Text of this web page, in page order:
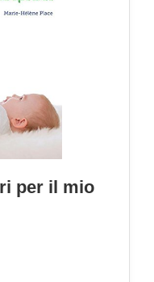
per il mio